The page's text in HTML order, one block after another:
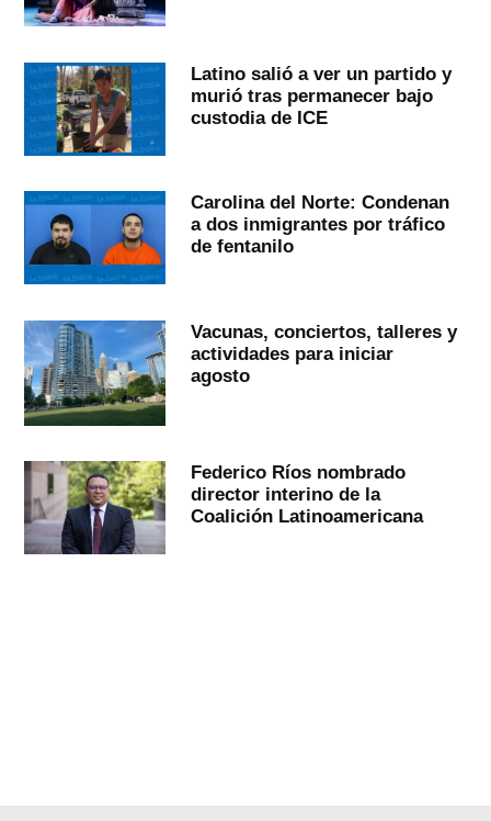
Latino salió a ver un partido y
murió tras permanecer bajo
custodia de ICE
Carolina del Norte: Condenan
a dos inmigrantes por tráfico
de fentanilo
Vacunas, conciertos, talleres y
actividades para iniciar
agosto
Federico Ríos nombrado
director interino de la
Coalición Latinoamericana